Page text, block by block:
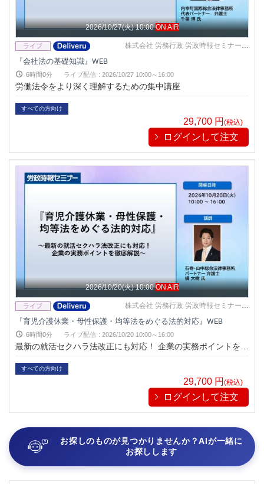
2026/10/27(火) 10:00ON AIR
株式会社 労務行政 労政時報セミナー事
『会社法の基礎知識』WEB
6時間0分 ライブ配信 : 2026/10/27 10:00～16:00
労働法令をより深く理解するための集中講座
すべての方向け
29,700 円(税込)
ログインして注文
2026/10/20(火) 10:00ON AIR
株式会社 労務行政 労政時報セミナー事
『育児介護休業・母性保護・均等法をめぐる法的対応』WEB
6時間0分 ライブ配信 : 2026/10/20 10:00～16:00
最新の就活セクハラ法改正にも対応！ 企業の実務ポイントを徹
底解説
すべての方向け
29,700 円(税込)
ログインして注文
お探しのものが見つかりませんか？AIが一緒に
お探しします